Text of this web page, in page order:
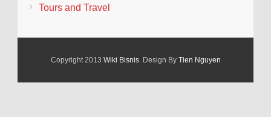
Tours and Travel
Copyright 2013 Wiki Bisnis. Design By Tien Nguyen